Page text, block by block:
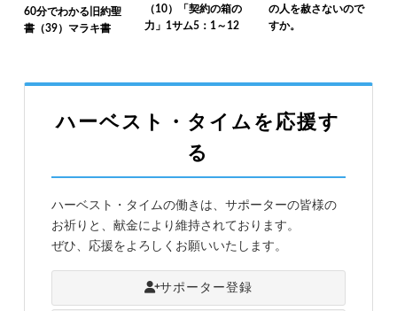
60分でわかる旧約聖
書（39）マラキ書
（10）「契約の箱の
力」1サム5：1～12
の人を赦さないので
すか。
ハーベスト・タイムを応援す
る
ハーベスト・タイムの働きは、サポーターの皆様の
お祈りと、献金により維持されております。
ぜひ、応援をよろしくお願いいたします。
サポーター登録